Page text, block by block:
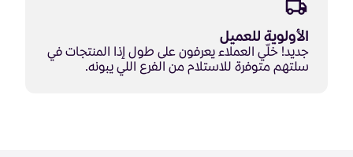
الأولوية للعميل
جديد! خلّي العملاء يعرفون على طول إذا المنتجات في
سلتهم متوفرة للاستلام من الفرع اللي يبونه.